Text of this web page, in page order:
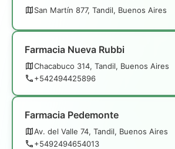
San Martín 877, Tandil, Buenos Aires
Farmacia Nueva Rubbi
Chacabuco 314, Tandil, Buenos Aires
+542494425896
Farmacia Pedemonte
Av. del Valle 74, Tandil, Buenos Aires
+5492494654013